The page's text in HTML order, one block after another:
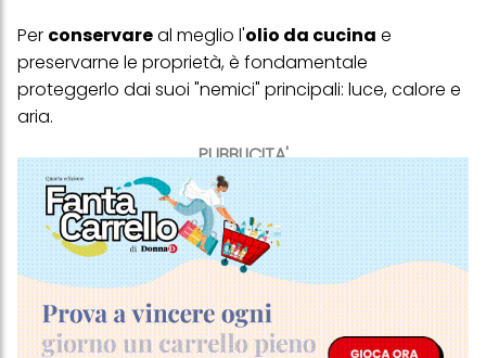
PUBBLICITA'
Per conservareal meglio l'olio da cucina e
preservarne le proprietà, è fondamentale
proteggerlo dai suoi "nemici" principali: luce, calore e
aria.